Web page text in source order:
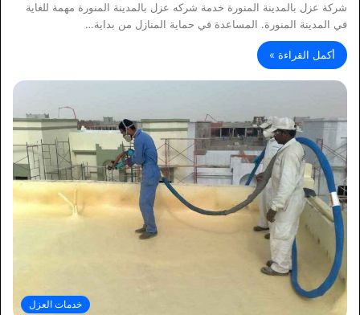
شركة عزل بالمدينة المنورة خدمة شركه عزل بالمدينة المنورة مهمة للغاية
في المدينة المنورة. المساعدة في حماية المنازل من بداية…
أكمل القراءة »
خدمات العزل